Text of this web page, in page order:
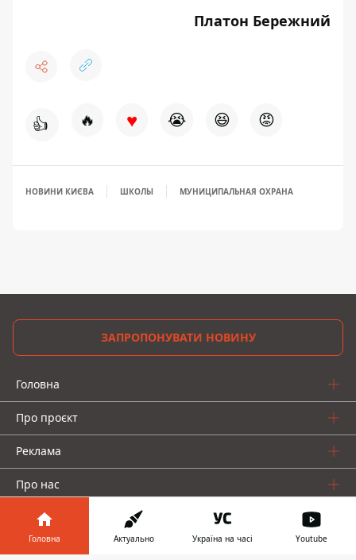
Платон Бережний
👍 🔥 ♥ 😭 😆 😡
НОВИНИ КИЄВА ШКОЛЫ МУНИЦИПАЛЬНАЯ ОХРАНА
ЗАПРОПОНУВАТИ НОВИНУ
Головна
Про проєкт
Реклама
Про нас
Головна Актуально Україна на часі Youtube